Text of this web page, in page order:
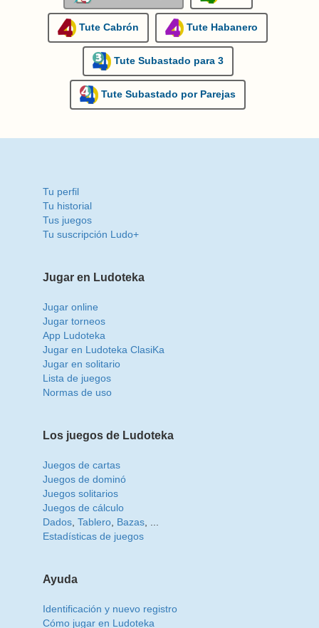
Tute Cabrón Tute Habanero
Tute Subastado para 3
Tute Subastado por Parejas
Tu perfil
Tu historial
Tus juegos
Tu suscripción Ludo+
Jugar en Ludoteka
Jugar online
Jugar torneos
App Ludoteka
Jugar en Ludoteka ClasiKa
Jugar en solitario
Lista de juegos
Normas de uso
Los juegos de Ludoteka
Juegos de cartas
Juegos de dominó
Juegos solitarios
Juegos de cálculo
Dados Tablero Bazas
Estadísticas de juegos
Ayuda
Identificación y nuevo registro
Cómo jugar en Ludoteka